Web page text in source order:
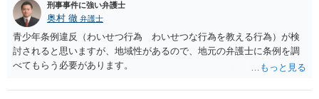
査の対象になることはありません。 警察から連絡がくることもないで
しょう。 【質問２】 見せようと思っていないことは，服を着たりする
行為から明らかです。したがいまして，注意を受けることさえありま
せん。まして，刑罰として罰せられることもありません。 【質問３】
以上のように犯罪の嫌疑が否定されますから，逮捕勾留される可能性
が成立することが前提ですので，不起訴とする理由としても前提を欠
刑事事件に強い弁護士
奥村 徹 弁護士
青少年条例違反（わいせつ行為 わいせつな行為を教える行為）が検
討されると思いますが、地域性があるので、地元の弁護士に条例を調
べてもらう必要があります。